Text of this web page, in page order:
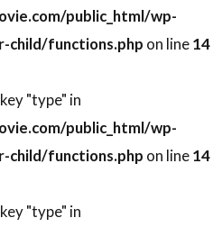
デビッド・セルバーグ
デビ・デリーベリー
メント
public_html/wp-
functions.php on line14
"type" in
public_html/wp-
functions.php on line14
"type" in